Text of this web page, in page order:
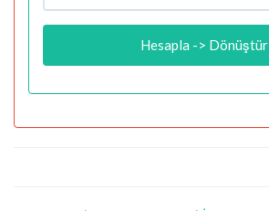
Hesapla -> Dönüştür